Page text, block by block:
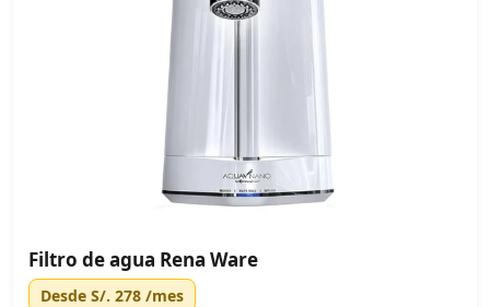
Filtro de agua Rena Ware
Desde S/. 278 /mes